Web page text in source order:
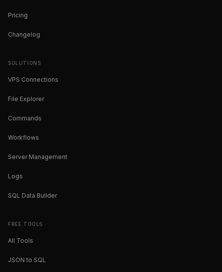
Pricing
Changelog
SOLUTIONS
VPS Connections
File Explorer
Commands
Workflows
Server Management
Logs
SQL Data Builder
FREE TOOLS
All Tools
JSON to SQL